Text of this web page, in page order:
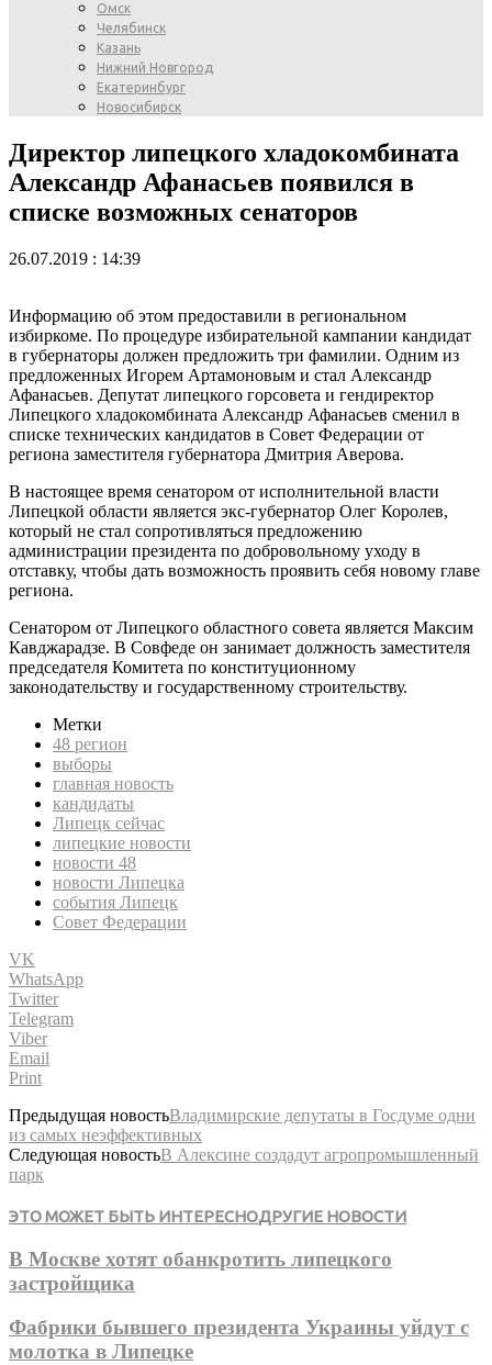
Омск
Челябинск
Казань
Нижний Новгород
Екатеринбург
Новосибирск
Директор липецкого хладокомбината
Александр Афанасьев появился в
списке возможных сенаторов
26.07.2019 : 14:39
Информацию об этом предоставили в региональном
избиркоме. По процедуре избирательной кампании кандидат
в губернаторы должен предложить три фамилии. Одним из
предложенных Игорем Артамоновым и стал Александр
Афанасьев. Депутат липецкого горсовета и гендиректор
Липецкого хладокомбината Александр Афанасьев сменил в
списке технических кандидатов в Совет Федерации от
региона заместителя губернатора Дмитрия Аверова.
В настоящее время сенатором от исполнительной власти
Липецкой области является экс-губернатор Олег Королев,
который не стал сопротивляться предложению
администрации президента по добровольному уходу в
отставку, чтобы дать возможность проявить себя новому главе
региона.
Сенатором от Липецкого областного совета является Максим
Кавджарадзе. В Совфеде он занимает должность заместителя
председателя Комитета по конституционному
законодательству и государственному строительству.
Метки
48 регион
выборы
главная новость
кандидаты
Липецк сейчас
липецкие новости
новости 48
новости Липецка
события Липецк
Совет Федерации
VK
WhatsApp
Twitter
Telegram
Viber
Email
Print
Предыдущая новостьВладимирские депутаты в Госдуме одни
из самых неэффективных
Следующая новостьВ Алексине создадут агропромышленный
парк
ЭТО МОЖЕТ БЫТЬ ИНТЕРЕСНОДРУГИЕ НОВОСТИ
В Москве хотят обанкротить липецкого
застройщика
Фабрики бывшего президента Украины уйдут с
молотка в Липецке